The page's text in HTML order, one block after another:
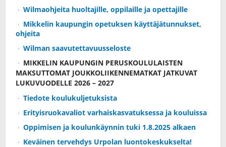
Wilmaohjeita huoltajille, oppilaille ja opettajille
Mikkelin kaupungin opetuksen käyttäjätunnukset,
ohjeita
Wilman saavutettavuusseloste
MIKKELIN KAUPUNGIN PERUSKOULULAISTEN
MAKSUTTOMAT JOUKKOLIIKENNEMATKAT JATKUVAT
LUKUVUODELLE 2026 – 2027
Tiedote koulukuljetuksista
Erityisruokavaliot varhaiskasvatuksessa ja kouluissa
Oppimisen ja koulunkäynnin tuki 1.8.2025 alkaen
Keväinen tervehdys Urpolan luontokeskukselta!